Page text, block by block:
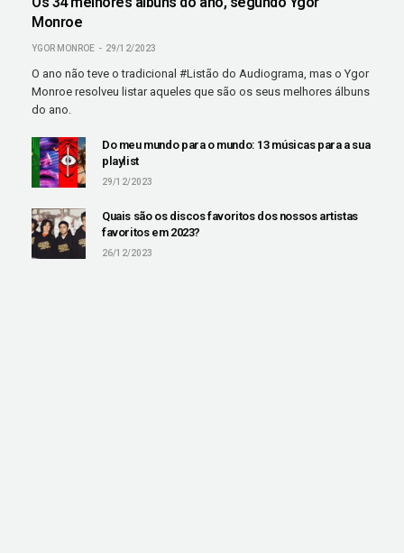
Monroe
YGOR MONROE 29/12/2023
O ano não teve o tradicional #Listão do Audiograma, mas o Ygor
Monroe resolveu listar aqueles que são os seus melhores álbuns
do ano.
Do meu mundo para o mundo: 13 músicas para a sua
playlist
29/12/2023
Quais são os discos favoritos dos nossos artistas
favoritos em 2023?
26/12/2023